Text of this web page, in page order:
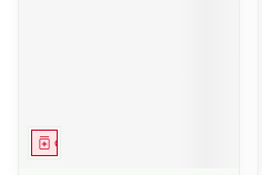
Geneesmiddel